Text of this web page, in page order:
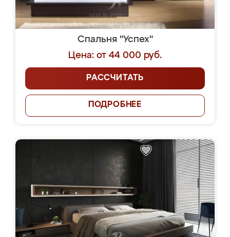
Спальня "Успех"
Цена: от 44 000 руб.
РАССЧИТАТЬ
ПОДРОБНЕЕ